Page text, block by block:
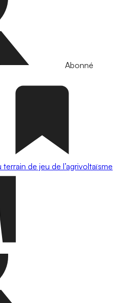
Abonné
de jeu de l’agrivoltaïsme